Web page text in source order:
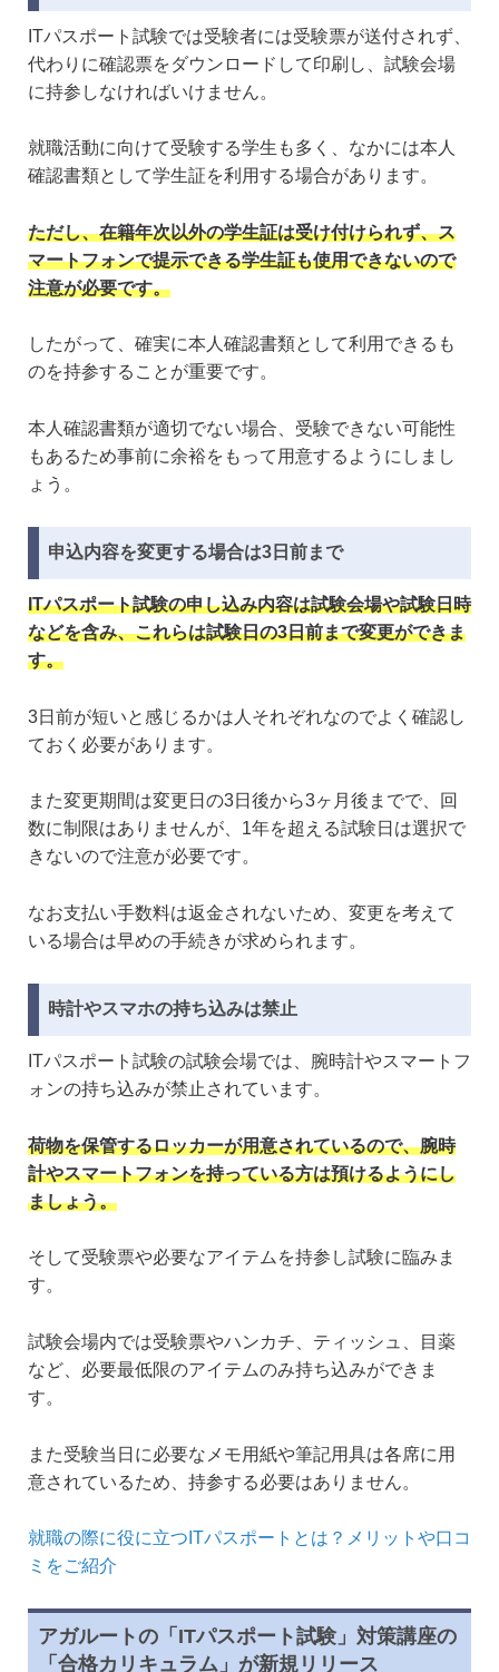
ITパスポート試験では受験者には受験票が送付されず、
代わりに確認票をダウンロードして印刷し、試験会場
に持参しなければいけません。
就職活動に向けて受験する学生も多く、なかには本人
確認書類として学生証を利用する場合があります。
ただし、在籍年次以外の学生証は受け付けられず、ス
マートフォンで提示できる学生証も使用できないので
注意が必要です。
したがって、確実に本人確認書類として利用できるも
のを持参することが重要です。
本人確認書類が適切でない場合、受験できない可能性
もあるため事前に余裕をもって用意するようにしまし
ょう。
申込内容を変更する場合は3日前まで
ITパスポート試験の申し込み内容は試験会場や試験日時
などを含み、これらは試験日の3日前まで変更ができま
す。
3日前が短いと感じるかは人それぞれなのでよく確認し
ておく必要があります。
また変更期間は変更日の3日後から3ヶ月後までで、回
数に制限はありませんが、1年を超える試験日は選択で
きないので注意が必要です。
なお支払い手数料は返金されないため、変更を考えて
いる場合は早めの手続きが求められます。
時計やスマホの持ち込みは禁止
ITパスポート試験の試験会場では、腕時計やスマートフ
ォンの持ち込みが禁止されています。
荷物を保管するロッカーが用意されているので、腕時
計やスマートフォンを持っている方は預けるようにし
ましょう。
そして受験票や必要なアイテムを持参し試験に臨みま
す。
試験会場内では受験票やハンカチ、ティッシュ、目薬
など、必要最低限のアイテムのみ持ち込みができま
す。
また受験当日に必要なメモ用紙や筆記用具は各席に用
意されているため、持参する必要はありません。
就職の際に役に立つITパスポートとは？メリットや口コ
ミをご紹介
アガルートの「ITパスポート試験」対策講座の
「合格カリキュラム」が新規リリース